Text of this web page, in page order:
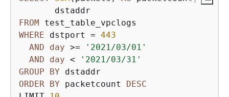
FROM
WHERE dstport = 443
AND
day >=
'2021/03/01'
AND
day <
'2021/03/31'
GROUP
BY
ORDER
BY packetcount DESC